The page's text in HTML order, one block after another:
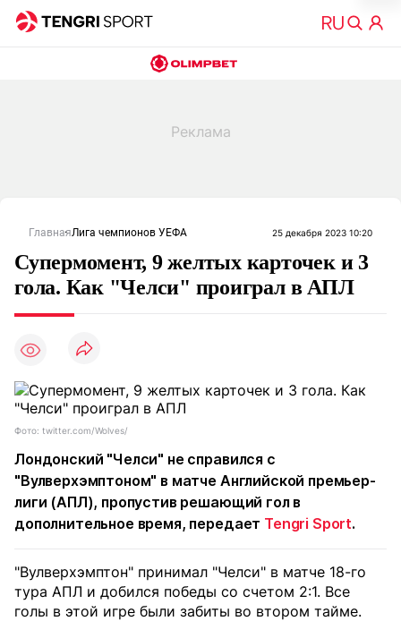
ГлавнаяЛига чемпионов УЕФА 25 декабря 2023 10:20
Супермомент, 9 желтых карточек и 3
гола. Как "Челси" проиграл в АПЛ
Фото: twitter.com/Wolves/
Лондонский "Челси" не справился с
"Вулверхэмптоном" в матче Английской премьер-
лиги (АПЛ), пропустив решающий гол в
дополнительное время, передает Tengri Sport.
"Вулверхэмптон" принимал "Челси" в матче 18-го
тура АПЛ и добился победы со счетом 2:1. Все
голы в этой игре были забиты во втором тайме.